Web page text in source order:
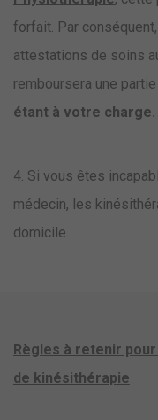
forfait. Par
attestations de soins
remboursera une
étant à votre charge.
4. Si vous êtes
médecin, les
domicile.
Règles à retenir
de kinésithérapie